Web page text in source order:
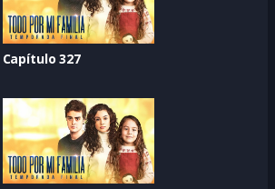
Capítulo 327